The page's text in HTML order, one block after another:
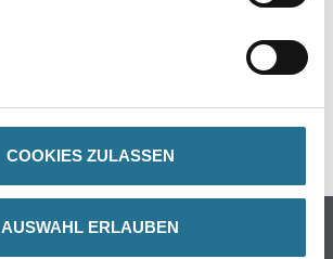
COOKIES ZULASSEN
AUSWAHL ERLAUBEN